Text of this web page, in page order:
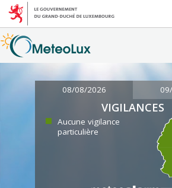
08/08/2026
VIGILANCES
Aucune vigilance
particulière